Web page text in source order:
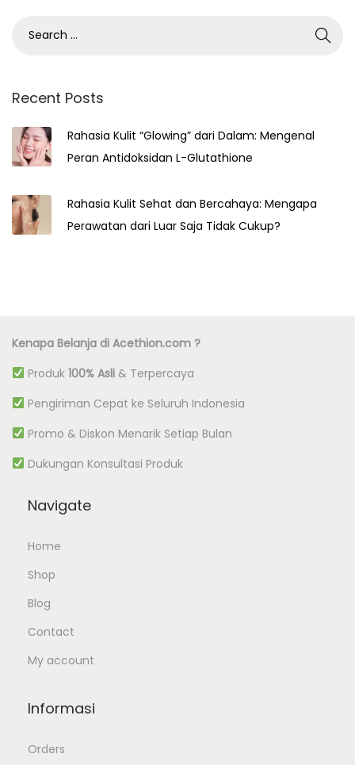
r
f
r
:
Recent Posts
Rahasia Kulit “Glowing” dari Dalam: Mengenal
Peran Antidoksidan L-Glutathione
Rahasia Kulit Sehat dan Bercahaya: Mengapa
Perawatan dari Luar Saja Tidak Cukup?
Kenapa Belanja di Acethion.com ?
Produk 100% Asli& Terpercaya
Pengiriman Cepat ke Seluruh Indonesia
Promo & Diskon Menarik Setiap Bulan
Dukungan Konsultasi Produk
Navigate
Home
Shop
Blog
Contact
My account
Informasi
Orders